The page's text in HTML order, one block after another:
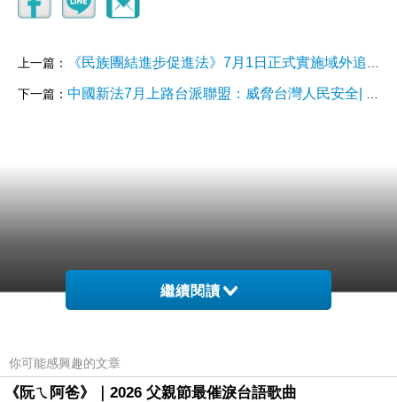
上一篇： 《民族團結進步促進法》7月1日正式實施域外追責引關注
下一篇： 中國新法7月上路台派聯盟：威脅台灣人民安全| 政治
繼續閱讀
你可能感興趣的文章
《阮ㄟ阿爸》｜2026 父親節最催淚台語歌曲